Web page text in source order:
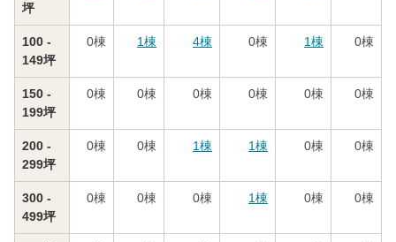
坪
100 -
149坪
0棟 1棟 4棟 0棟 1棟 0棟
150 -
199坪
0棟 0棟 0棟 0棟 0棟 0棟
200 -
299坪
0棟 0棟 1棟 1棟 0棟 0棟
300 -
499坪
0棟 0棟 0棟 1棟 0棟 0棟